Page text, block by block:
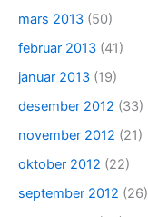
mars 2013 (50)
februar 2013 (41)
januar 2013 (19)
desember 2012 (33)
november 2012 (21)
oktober 2012 (22)
september 2012 (26)